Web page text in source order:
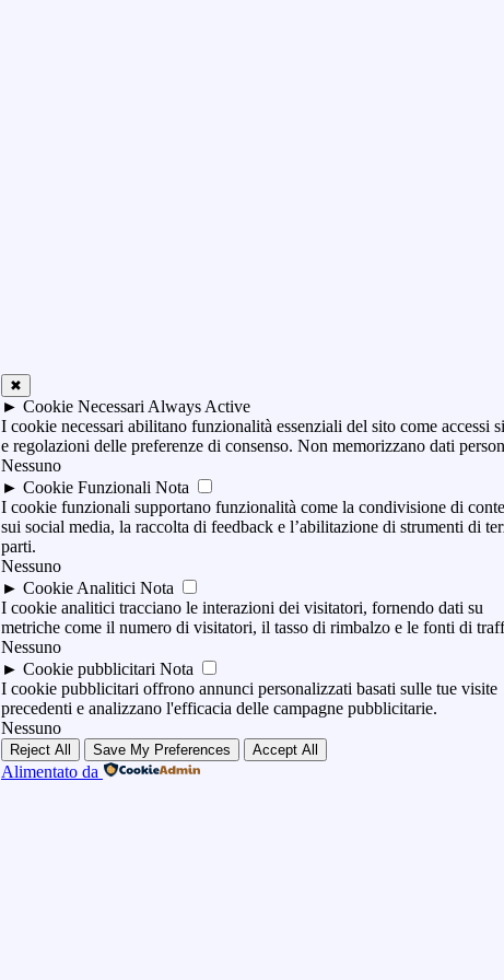
✖
► Cookie Necessari Always Active
I cookie necessari abilitano funzionalità essenziali del sito come accessi
e regolazioni delle preferenze di consenso. Non memorizzano dati
Nessuno
► Cookie Funzionali Nota
I cookie funzionali supportano funzionalità come la condivisione di
sui social media, la raccolta di feedback e l’abilitazione di strumenti di
parti.
Nessuno
► Cookie Analitici Nota
I cookie analitici tracciano le interazioni dei visitatori, fornendo dati su
metriche come il numero di visitatori, il tasso di rimbalzo e le fonti di
Nessuno
► Cookie pubblicitari Nota
I cookie pubblicitari offrono annunci personalizzati basati sulle tue visite
precedenti e analizzano l'efficacia delle campagne pubblicitarie.
Nessuno
Reject All Save My Preferences Accept All
Alimentato da